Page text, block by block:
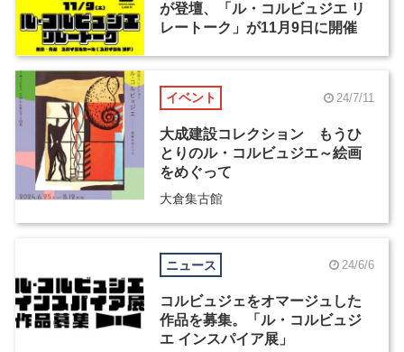
が登壇、「ル・コルビュジエ リ
レートーク」が11月9日に開催
イベント 24/7/11
大成建設コレクション もうひ
とりのル・コルビュジエ～絵画
をめぐって
大倉集古館
ニュース 24/6/6
コルビュジェをオマージュした
作品を募集。「ル・コルビュジ
エ インスパイア展」